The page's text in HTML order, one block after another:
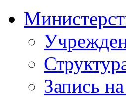
Запись